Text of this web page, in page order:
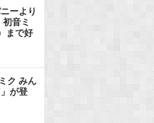
ーより
初音ミ
まで好
ク みん
が登